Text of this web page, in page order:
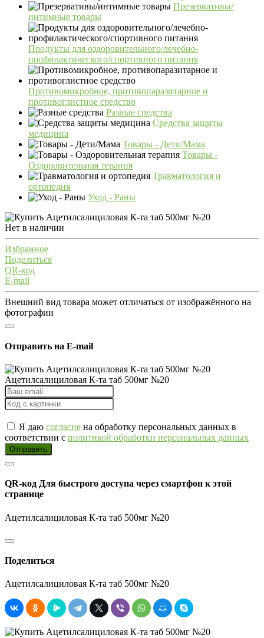
Презервативы/
интимные товары
Продукты для оздоровительного/лечебно-
профилактического/спортивного питания
Противомикробное, противопаразитарное и
противоглистное средство
Разные средства
Средства защиты
медицина
Товары - Дети/Мама
Товары -
Оздоровительная терапия
Травматология и
ортопедия
Уход - Раны
Нет в наличии
Избранное
Поделиться
QR-код
E-mail
Внешний вид товара может отличаться от изображённого на
фотографии
Отправить на E-mail
Ацетилсалициловая К-та таб 500мг №20
Я даю согласие на обработку персональных данных в
соответствии с политикой обработки персональных данных
Отправить
QR-код Для быстрого доступа через смартфон к этой
странице
Ацетилсалициловая К-та таб 500мг №20
Поделиться
Ацетилсалициловая К-та таб 500мг №20